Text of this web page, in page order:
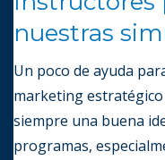
nuestras
Un poco de ayuda
marketing
siempre una buena
programas,